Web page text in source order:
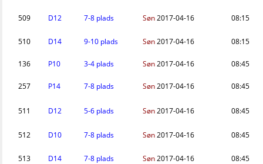
509 D12 7-8 plads Søn2017-04-16 08:15
510 D14 9-10 plads Søn2017-04-16 08:15
136 P10 3-4 plads Søn2017-04-16 08:45
257 P14 7-8 plads Søn2017-04-16 08:45
511 D12 5-6 plads Søn2017-04-16 08:45
512 D10 7-8 plads Søn2017-04-16 08:45
513 D14 7-8 plads Søn2017-04-16 08:45